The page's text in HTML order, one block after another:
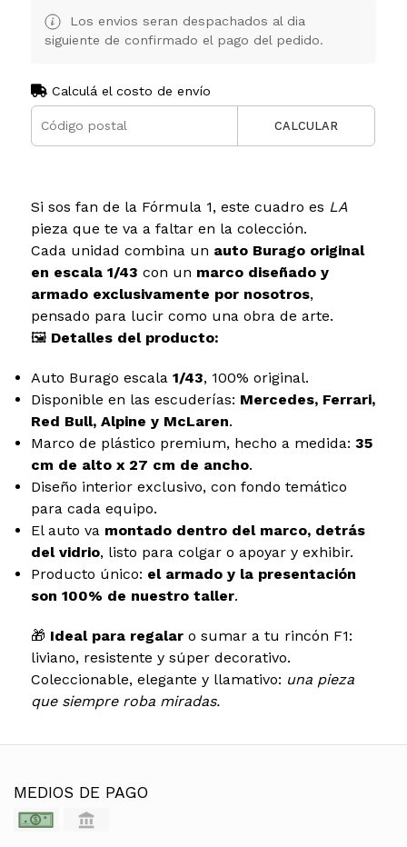
Los envios seran despachados al dia
siguiente de confirmado el pago del pedido.
Calculá el costo de envío
CALCULAR
Si sos fan de la Fórmula 1, este cuadro es LA
pieza que te va a faltar en la colección.
Cada unidad combina un auto Burago original
en escala 1/43 con un marco diseñado y
armado exclusivamente por nosotros,
pensado para lucir como una obra de arte.
🖼 Detalles del producto:
Auto Burago escala 1/43, 100% original.
Disponible en las escuderías: Mercedes, Ferrari,
Red Bull, Alpine y McLaren.
Marco de plástico premium, hecho a medida: 35
cm de alto x 27 cm de ancho.
Diseño interior exclusivo, con fondo temático
para cada equipo.
El auto va montado dentro del marco, detrás
del vidrio, listo para colgar o apoyar y exhibir.
Producto único: el armado y la presentación
son 100% de nuestro taller.
🎁 Ideal para regalaro sumar a tu rincón F1:
liviano, resistente y súper decorativo.
Coleccionable, elegante y llamativo: una pieza
que siempre roba miradas.
MEDIOS DE PAGO